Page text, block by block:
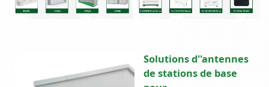
Solutions d''antennes
de stations de base